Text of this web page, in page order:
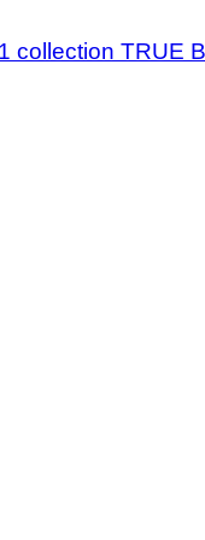
collection TRUE